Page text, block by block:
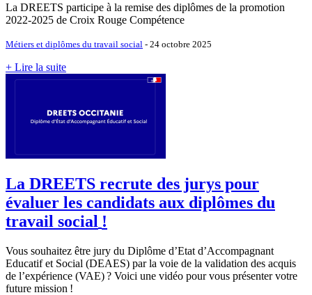
La DREETS participe à la remise des diplômes de la promotion
2022-2025 de Croix Rouge Compétence
Métiers et diplômes du travail social - 24 octobre 2025
+ Lire la suite
La DREETS recrute des jurys pour
évaluer les candidats aux diplômes du
travail social !
Vous souhaitez être jury du Diplôme d’Etat d’Accompagnant
Educatif et Social (DEAES) par la voie de la validation des acquis
de l’expérience (VAE)? Voici une vidéo pour vous présenter votre
future mission !